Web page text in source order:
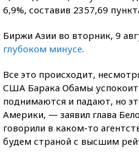
6,9%, составив 2357,69
Биржи Азии во вторник, 9
глубоком минусе.
Все это происходит,
США Барака Обамы
поднимаются и падают, но
Америки, — заявил глава
говорили в каком-то
будем страной с высшим